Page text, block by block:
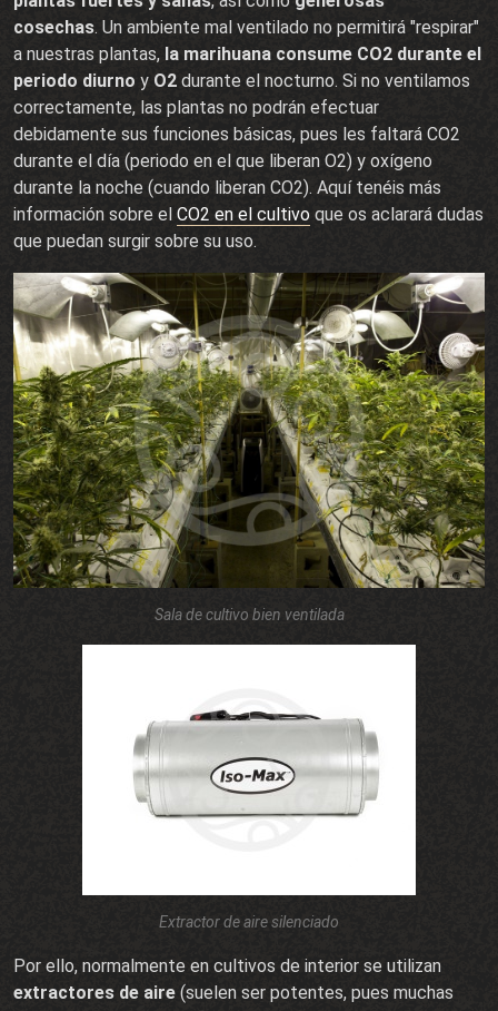
cosechas. Un ambiente mal ventilado no permitirá "respirar"
a nuestras plantas, la marihuana consume CO2 durante el
periodo diurno y O2 durante el nocturno. Si no ventilamos
correctamente, las plantas no podrán efectuar
debidamente sus funciones básicas, pues les faltará CO2
durante el día (periodo en el que liberan O2) y oxígeno
durante la noche (cuando liberan CO2). Aquí tenéis más
información sobre el CO2 en el cultivo que os aclarará dudas
que puedan surgir sobre su uso.
Sala de cultivo bien ventilada
Extractor de aire silenciado
Por ello, normalmente en cultivos de interior se utilizan
extractores de aire (suelen ser potentes, pues muchas